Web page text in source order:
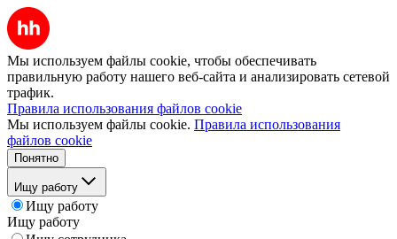
Мы используем файлы cookie, чтобы обеспечивать
правильную работу нашего веб-сайта и анализировать сетевой
трафик.
Правила использования файлов cookie
Мы используем файлы cookie. Правила использования
файлов cookie
Понятно
Ищу работу
Ищу работу
Ищу работу